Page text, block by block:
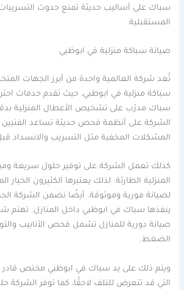
سباك على أساليب حديثة تمنع حدوث
المستقبلية.
صيانة سباكة منزلية في ابوظبي
تُعد شركة العالمية واحدة من أبرز الجهات
سباكة منزلية في ابوظبي، حيث تقدم خدمات
سباك مدرّب على تشخيص الأعطال المنزلية
الشركة على أنظمة فحص حديثة تساعد
المشكلات المخفية مثل التسريب والانسداد
كذلك تعمل الشركة على توفير حلول سريعة
المنزلية الطارئة. لذلك يعتبرها الكثيرون الخيار
لصيانة فورية وموثوقة. أيضًا تضمن الشركة
ينفذها سباك في ابوظبي داخل المنازل. تهتم
صيانة دورية للمنازل تشمل فحص الأنابيب
الضغط.
ويتم ذلك على يد سباك في ابوظبي مختص قادر
التي قد تتعرض للتلف لاحقًا، كما توفر الشركة